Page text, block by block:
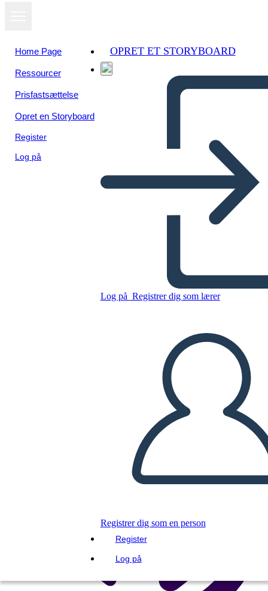
Home Page
Ressourcer
Prisfastsættelse
Opret en Storyboard
Register
Log på
OPRET ET STORYBOARD
Log på Registrer dig som lærer
Registrer dig som en person
Register
Log på
AFSPIL DIASSHOW
LÆS FOR MIG